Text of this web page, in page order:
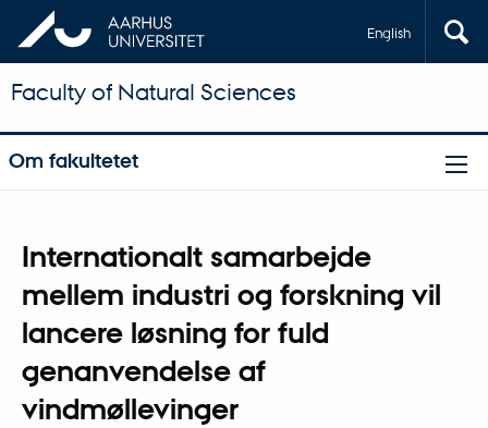
English
Faculty of Natural Sciences
Om fakultetet
Internationalt samarbejde
mellem industri og forskning vil
lancere løsning for fuld
genanvendelse af
vindmøllevinger